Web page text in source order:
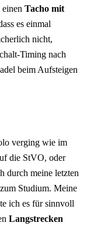
Tacho mit
es einmal
nicht,
Timing nach
beim Aufsteigen
verging wie im
die StVO, oder
durch meine letzten
Studium. Meine
ich es für sinnvoll
Langstrecken